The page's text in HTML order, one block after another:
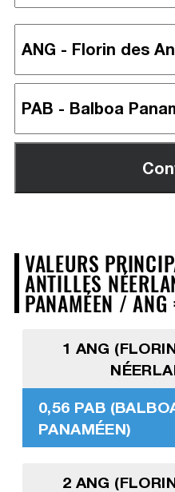
VALEURS
ANTILLES
PANAMÉEN / ANG
1 ANG
0,56 PAB
PANAMÉEN)
2 ANG